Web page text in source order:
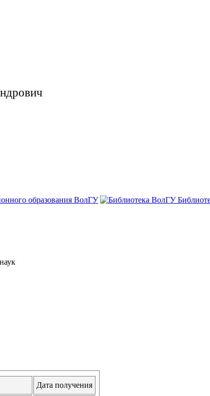
образования ВолГУ
Дата получения